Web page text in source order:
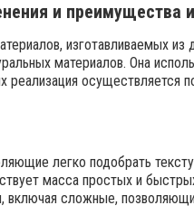
и преимущества
изготавливаемых
материалов. Она
реализация
легко подобрать
масса простых и
сложные,